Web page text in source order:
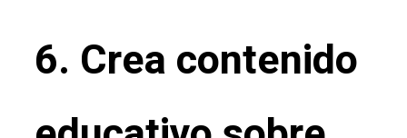
6. Crea contenido